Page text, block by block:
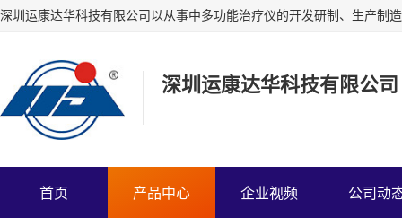
深圳运康达华科技有限公司
首页 产品中心 企业视频 公司动